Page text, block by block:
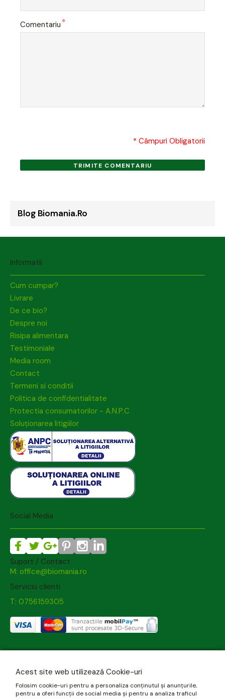
Comentariu *
* Câmpuri Obligatorii
TRIMITE COMENTARIU
Blog Biomania.ro
Informatii
Cum cumpar?
Livrare
De ce bio?
Despre noi
Risipa alimentara
Testimoniale
Media room
Contact
Termeni si conditii
Politica de confidentialitate
Protectia consumatorilor - A.N.P.C
Soluționarea litigiilor
Social Media
Suport / Contact
M: office@biomania.ro
Serviciu clienti
T: 0756159305
Acest site web utilizează Cookie-uri
Folosim cookie-uri pentru a personaliza conținutul și anunțurile,
pentru a oferi funcții de social media și pentru a analiza traficul